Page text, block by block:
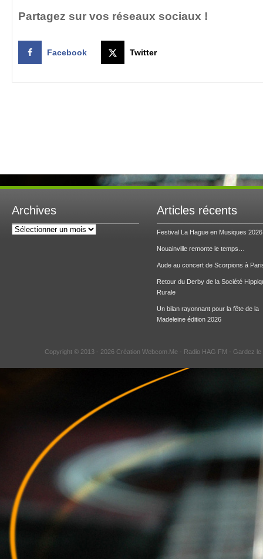
Partagez sur vos réseaux sociaux !
Facebook Twitter
Archives
Archives
Articles récents
Festival La Hague en Musiques 2026
Nouainville remonte le temps…
Aude au concert de Scorpions à
Retour du Derby de la Société
Rurale
Un bilan rayonnant pour la fête de la
Madeleine édition 2026
Copyright © 2013 - 2026 Création Webcom.Me - Radio HAG FM - Gardez le